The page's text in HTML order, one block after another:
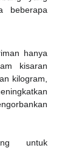
beberapa
hanya
kisaran
kilogram,
untuk